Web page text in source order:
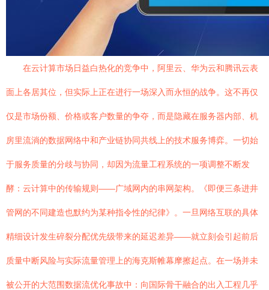
在云计算市场日益白热化的竞争中，阿里云、华为云和腾讯云表
面上各居其位，但实际上正在进行一场深入而永恒的战争。这不再仅
仅是市场份额、价格或客户数量的争夺，而是隐藏在服务器内部、机
房里流淌的数据网络中和产业链协同共线上的技术服务博弈。一切始
于服务质量的分歧与协同，却因为流量工程系统的一项调整不断发
酵：云计算中的传输规则——广域网内的串网架构。《即便三条进井
管网的不同建造也默约为某种指令性的纪律》。一旦网络互联的具体
精细设计发生碎裂分配优先级带来的延迟差异——就立刻会引起前后
质量中断风险与实际流量管理上的海克斯帷幕摩擦起点。在一场并未
被公开的大范围数据流优化事故中：向国际骨干融合的出入工程几乎